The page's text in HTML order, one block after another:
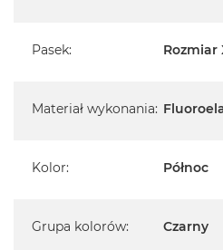
c
o
r
M
Pasek: Rozmiar
Materiał wykonania:
Kolor: Północ
Grupa kolorów: Czarny